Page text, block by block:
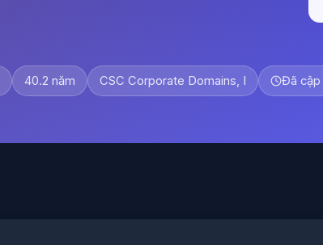
40.2 năm CSC Corporate Domains, I Đã cập